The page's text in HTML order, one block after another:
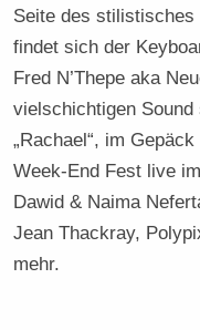
Seite des
findet sich der
Fred N’Thepe aka
vielschichtigen Sound
„Rachael“, im
Week-End Fest live
Dawid & Naima
Jean Thackray,
mehr.